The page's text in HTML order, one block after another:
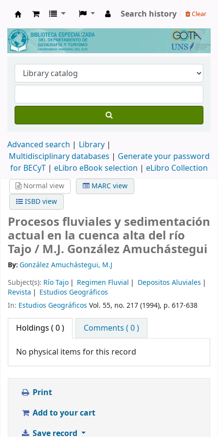
Biblioteca de Geografía y Turismo
Search history Clear
Advanced search
Library
Multidisciplinary databases | Generate your password
for BECyT | eLibro eBook selection | eLibro Collection
Normal view
MARC view
ISBD view
Procesos fluviales y sedimentación
actual en la cuenca alta del río
Tajo / M.J. González Amuchástegui
By:González Amuchástegui, M.J
Subject(s): Río Tajo Regimen Fluvial
Depositos Aluviales
Revista
Estudios Geográficos
In: Estudios Geográficos Vol. 55, no. 217 (1994), p. 617-638
Holdings ( 0 ) Comments ( 0 )
No physical items for this record
Print
Add to your cart
Save record